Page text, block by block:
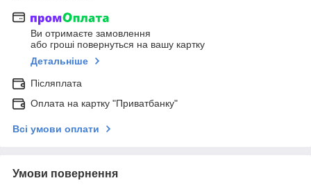
Ви отримаєте замовлення
або гроші повернуться на вашу картку
Детальніше
Післяплата
Оплата на картку "Приватбанку"
Всі умови оплати
Умови повернення